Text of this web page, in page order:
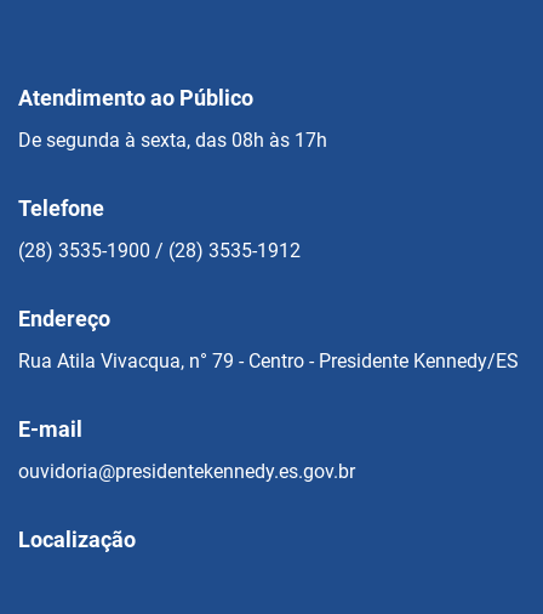
Atendimento ao Público
De segunda à sexta, das 08h às 17h
Telefone
(28) 3535-1900 / (28) 3535-1912
Endereço
Rua Atila Vivacqua, n° 79 - Centro - Presidente Kennedy/ES
E-mail
ouvidoria@presidentekennedy.es.gov.br
Localização